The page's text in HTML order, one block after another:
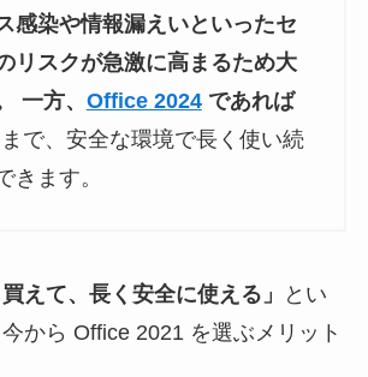
感染や情報漏えいといったセ
リスクが急激に高まるため大
一方、 Office 2024であれば
まで、安全な環境で長く使い続
きます。
買えて、長く安全に使える」
とい
から Office 2021 を選ぶメリット